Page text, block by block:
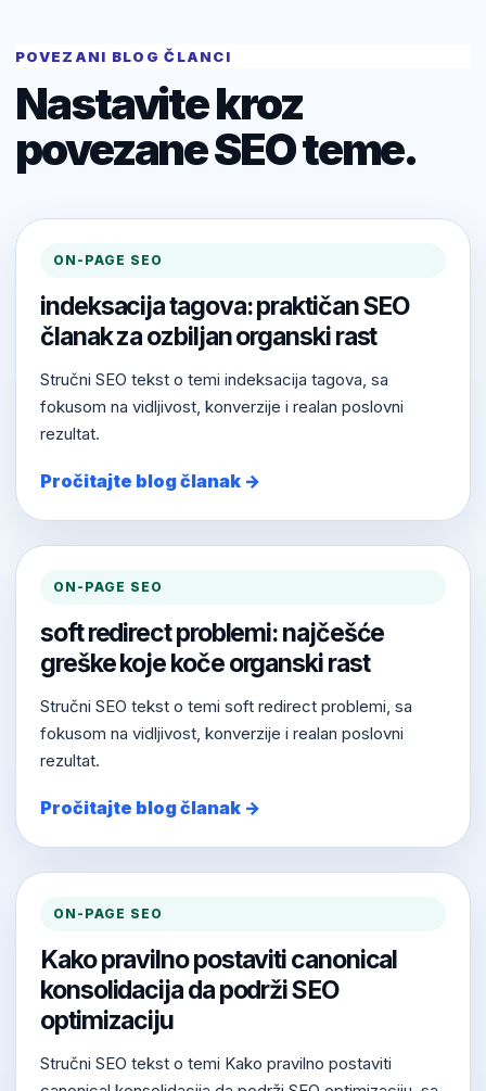
POVEZANI BLOG ČLANCI
Nastavite kroz
povezane SEO teme.
ON-PAGE SEO
indeksacija tagova: praktičan SEO
članak za ozbiljan organski rast
Stručni SEO tekst o temi indeksacija tagova, sa
fokusom na vidljivost, konverzije i realan poslovni
rezultat.
Pročitajte blog članak →
ON-PAGE SEO
soft redirect problemi: najčešće
greške koje koče organski rast
Stručni SEO tekst o temi soft redirect problemi, sa
fokusom na vidljivost, konverzije i realan poslovni
rezultat.
Pročitajte blog članak →
ON-PAGE SEO
Kako pravilno postaviti canonical
konsolidacija da podrži SEO
optimizaciju
Stručni SEO tekst o temi Kako pravilno postaviti